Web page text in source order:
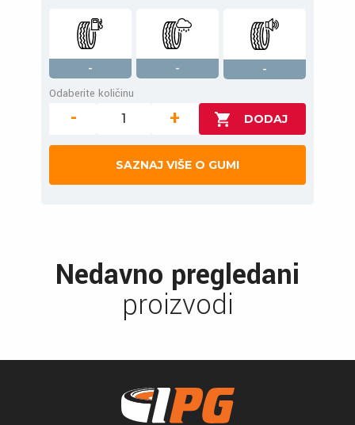
- -
-
Odaberite količinu
- +
SAZNAJ VIŠE O GUMI
Nedavno pregledani
proizvodi